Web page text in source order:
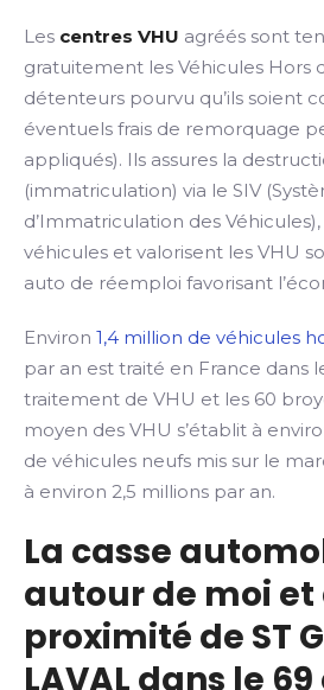
Les centres VHU agréés sont
gratuitement les Véhicules Hors
détenteurs pourvu qu’ils soient
éventuels frais de remorquage
appliqués). Ils assures la
(immatriculation) via le SIV
d’Immatriculation des
véhicules et valorisent les VHU
auto de réemploi favorisant
Environ 1,4 million de véhicules
par an est traité en France dans
traitement de VHU et les 60
moyen des VHU s’établit à
de véhicules neufs mis sur le
à environ 2,5 millions par an.
La casse
autour de moi et
proximité de ST
LAVAL dans le